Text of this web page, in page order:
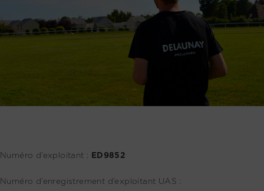
Numéro d’exploitant : ED9852
Numéro d’enregistrement d’exploitant UAS :